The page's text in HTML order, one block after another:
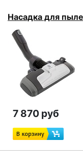
Насадка для
7 870 руб